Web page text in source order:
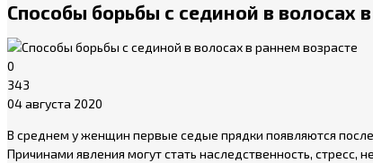
Способы борьбы с сединой в волосах
0
343
04 августа 2020
В среднем у женщин первые седые прядки появляются
Причинами явления могут стать наследственность,